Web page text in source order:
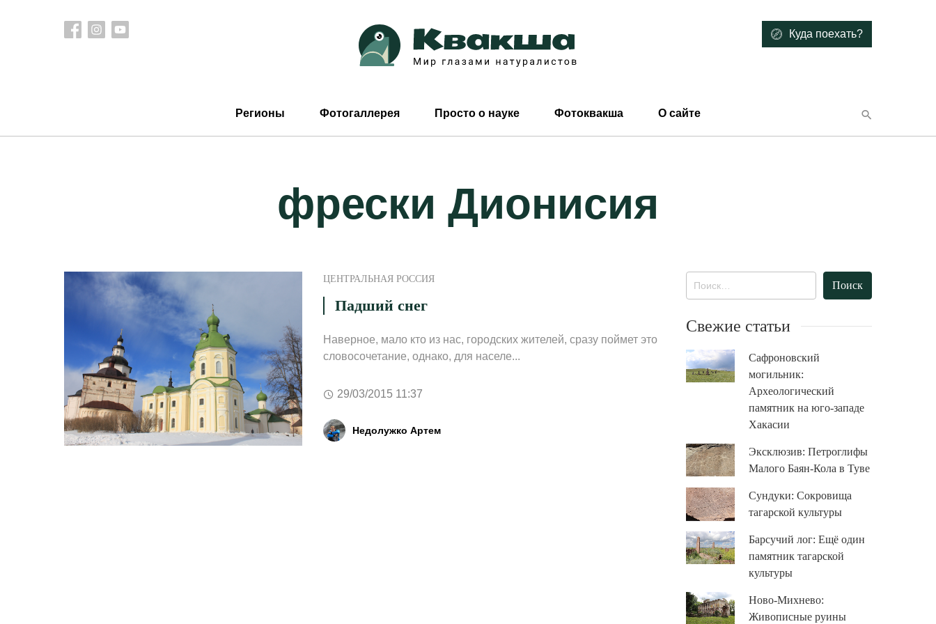
Куда поехать?
Регионы Фотогаллерея Просто о науке Фотоквакша О сайте
фрески Дионисия
ЦЕНТРАЛЬНАЯ РОССИЯ
Падший снег
Наверное, мало кто из нас, городских жителей, сразу поймет это
словосочетание, однако, для населе...
29/03/2015 11:37
Недолужко Артем
Свежие статьи
Сафроновский
могильник:
Археологический
памятник на юго-западе
Хакасии
Эксклюзив: Петроглифы
Малого Баян-Кола в Туве
Сундуки: Сокровища
тагарской культуры
Барсучий лог: Ещё один
памятник тагарской
культуры
Ново-Михнево:
Живописные руины